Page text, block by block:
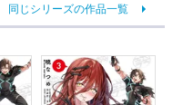
同じシリーズの作品一覧